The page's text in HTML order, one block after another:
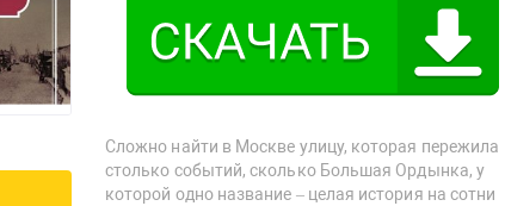
Сложно найти в Москве улицу, которая пережила
столько событий, сколько Большая Ордынка, у
которой одно название – целая история на сотни